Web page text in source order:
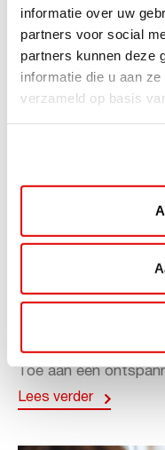
informatie over uw
partners voor social
partners kunnen deze
informatie die u aan
verzameld op basis
ViaAVIA Super
ViaAVIA Super Deal:
Toe aan een
Lees verder